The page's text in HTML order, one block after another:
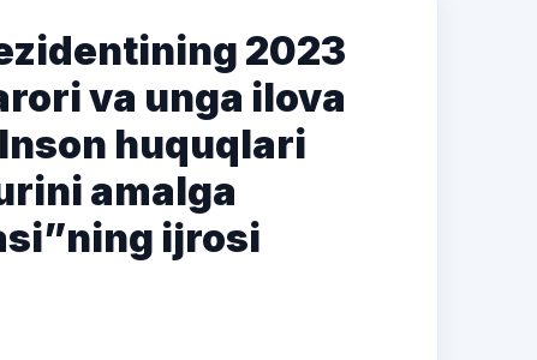
2023
va unga ilova
huquqlari
amalga
ijrosi